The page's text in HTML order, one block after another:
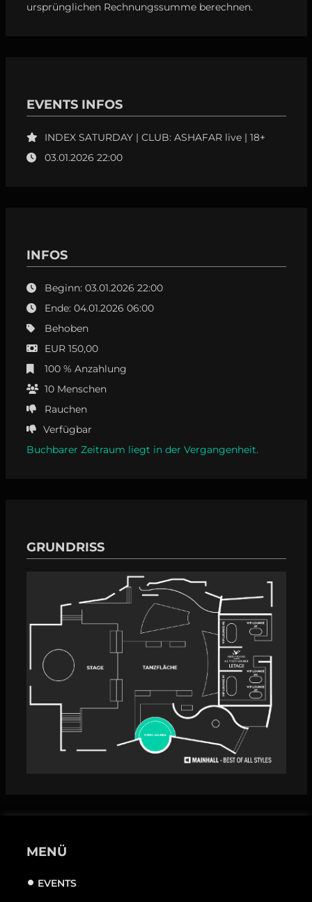
ursprünglichen Rechnungssumme berechnen.
EVENTS INFOS
INDEX SATURDAY | CLUB: ASHAFAR live | 18+
03.01.2026 22:00
INFOS
Beginn: 03.01.2026 22:00
Ende: 04.01.2026 06:00
Behoben
EUR 150,00
100 % Anzahlung
10 Menschen
Rauchen
Verfügbar
Buchbarer Zeitraum liegt in der Vergangenheit.
GRUNDRISS
MENÜ
EVENTS